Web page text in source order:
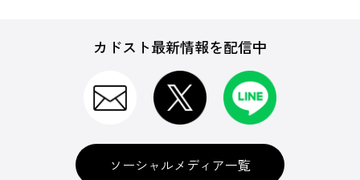
カドスト最新情報を配信中
ソーシャルメディア一覧